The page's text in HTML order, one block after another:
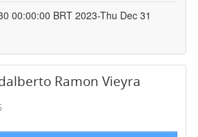
00:00:00 BRT 2023-Thu Dec 31
Ramon Vieyra